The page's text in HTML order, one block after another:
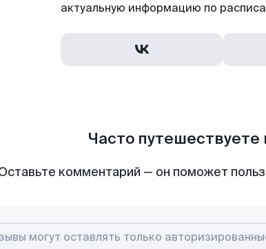
актуальную информацию по
Часто
комментарий — он поможет